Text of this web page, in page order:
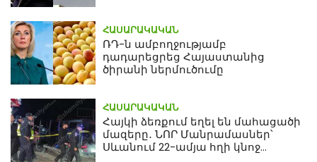
ՀԱՍԱՐԱԿԱԿԱՆ
ՌԴ-ն ամբողջությամբ
դադարեցրեց Հայաստանից
ծիրանի ներմուծումը
ՀԱՍԱՐԱԿԱԿԱՆ
Հայկի ձեռքում եղել են մահացածի
մազերը․ ՆՈՐ Մանրամասներ՝
Սևանում 22-ամյա հղի կնոջ